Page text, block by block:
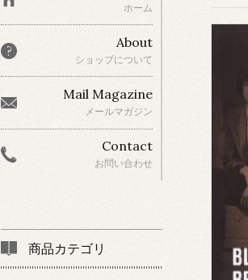
ホーム
About
ショップについて
Mail Magazine
メールマガジン
Contact
お問い合わせ
商品カテゴリ